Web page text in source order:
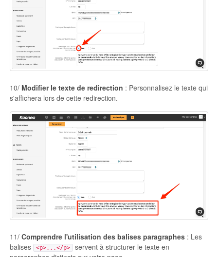
10/ Modifier le texte de redirection : Personnalisez le texte qui
s'affichera lors de cette redirection.
11/ Comprendre l'utilisation des balises paragraphes : Les
balises
<p>...</p>
servent à structurer le texte en